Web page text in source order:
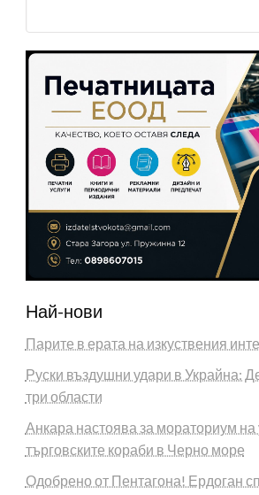
Най-нови
Парите в ерата на изкуствения
Руски въздушни удари в Украйна:
три области
Анкара настоява за мораториум
търговските кораби в Черно море
Одобрено от Пентагона! Ердоган